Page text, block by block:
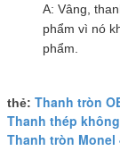
A: Vâng,
phẩm vì nó
phẩm.
thẻ: Thanh tròn
Thanh thép
Thanh tròn Monel